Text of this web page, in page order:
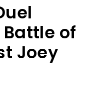
of
Joey